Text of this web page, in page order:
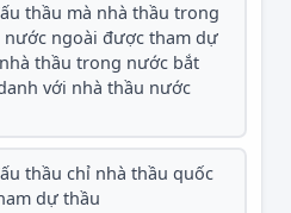
thầu mà nhà thầu trong
nước ngoài được tham dự
thầu trong nước bắt
với nhà thầu nước
thầu chỉ nhà thầu quốc
dự thầu